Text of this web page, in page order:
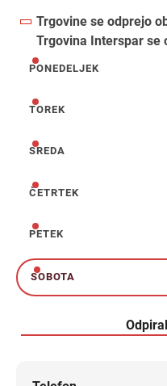
Trgovine se odprejo
Trgovina Interspar se
ponedeljek
PONEDELJEK
torek
TOREK
sreda
SREDA
četrtek
ČETRTEK
petek
PETEK
sobota
SOBOTA